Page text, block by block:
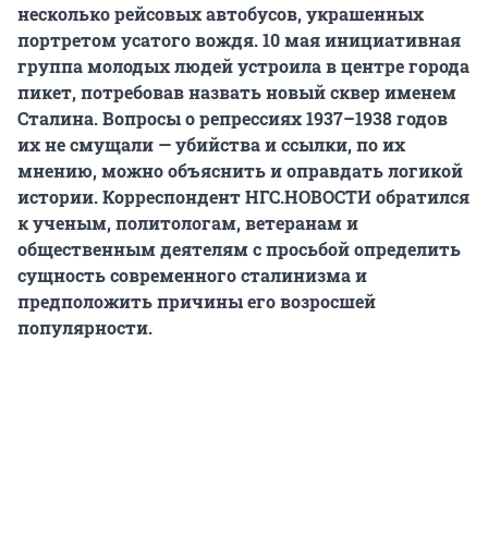
несколько рейсовых автобусов, украшенных
портретом усатого вождя. 10 мая инициативная
группа молодых людей устроила в центре города
пикет, потребовав назвать новый сквер именем
Сталина. Вопросы о репрессиях 1937–1938 годов
их не смущали — убийства и ссылки, по их
мнению, можно объяснить и оправдать логикой
истории. Корреспондент НГС.НОВОСТИ обратился
к ученым, политологам, ветеранам и
общественным деятелям с просьбой определить
сущность современного сталинизма и
предположить причины его возросшей
популярности.